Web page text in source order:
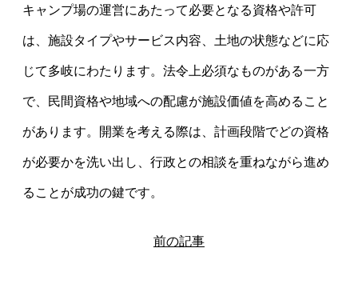
キャンプ場の運営にあたって必要となる資格や許可
は、施設タイプやサービス内容、土地の状態などに応
じて多岐にわたります。法令上必須なものがある一方
で、民間資格や地域への配慮が施設価値を高めること
があります。開業を考える際は、計画段階でどの資格
が必要かを洗い出し、行政との相談を重ねながら進め
ることが成功の鍵です。
前の記事